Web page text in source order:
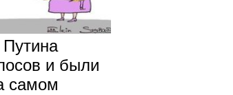
и были
самом